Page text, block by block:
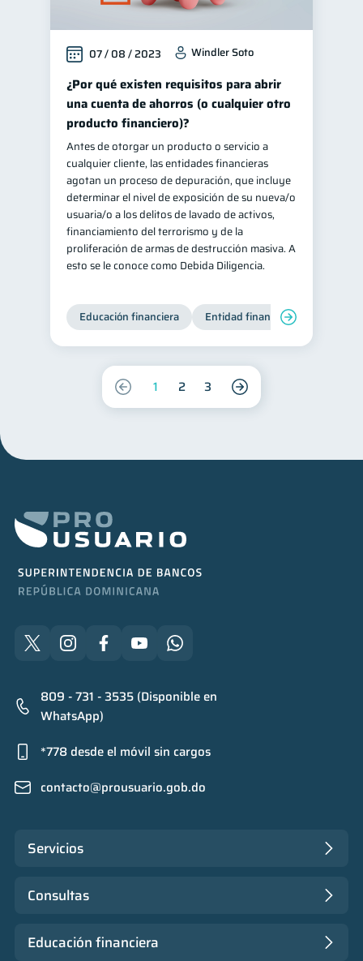
07 / 08 / 2023 Windler Soto
¿Por qué existen requisitos para abrir
una cuenta de ahorros (o cualquier otro
producto financiero)?
Antes de otorgar un producto o servicio a
cualquier cliente, las entidades financieras
agotan un proceso de depuración, que incluye
determinar el nivel de exposición de su nueva/o
usuaria/o a los delitos de lavado de activos,
financiamiento del terrorismo y de la
proliferación de armas de destrucción masiva. A
esto se le conoce como Debida Diligencia.
Educación financiera Entidad financiera
1 2 3
809 - 731 - 3535 (Disponible en
WhatsApp)
*778 desde el móvil sin cargos
contacto@prousuario.gob.do
Servicios
Consultas
Educación financiera